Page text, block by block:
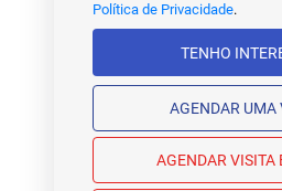
Política de Privacidade.
TENHO
AGENDAR VISITA